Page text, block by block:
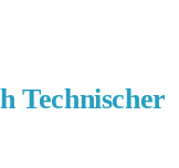
Technischer